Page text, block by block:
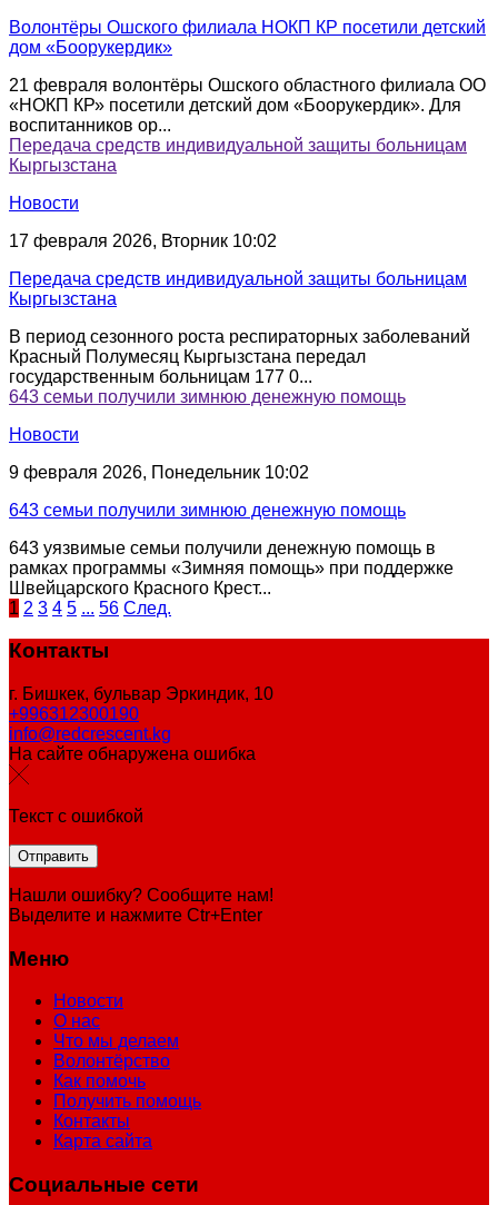
Волонтёры Ошского филиала НОКП КР посетили детский
дом «Боорукердик»
21 февраля волонтёры Ошского областного филиала ОО
«НОКП КР» посетили детский дом «Боорукердик». Для
воспитанников ор...
Передача средств индивидуальной защиты больницам
Кыргызстана
Новости
17 февраля 2026, Вторник 10:02
Передача средств индивидуальной защиты больницам
Кыргызстана
В период сезонного роста респираторных заболеваний
Красный Полумесяц Кыргызстана передал
государственным больницам 177 0...
643 семьи получили зимнюю денежную помощь
Новости
9 февраля 2026, Понедельник 10:02
643 семьи получили зимнюю денежную помощь
643 уязвимые семьи получили денежную помощь в
рамках программы «Зимняя помощь» при поддержке
Швейцарского Красного Крест...
1 2 3 4 5 ... 56 След.
Контакты
г. Бишкек, бульвар Эркиндик, 10
+996312300190
info@redcrescent.kg
На сайте обнаружена ошибка
Текст с ошибкой
Нашли ошибку? Сообщите нам!
Выделите и нажмите Ctr+Enter
Меню
Новости
О нас
Что мы делаем
Волонтёрство
Как помочь
Получить помощь
Контакты
Карта сайта
Социальные сети